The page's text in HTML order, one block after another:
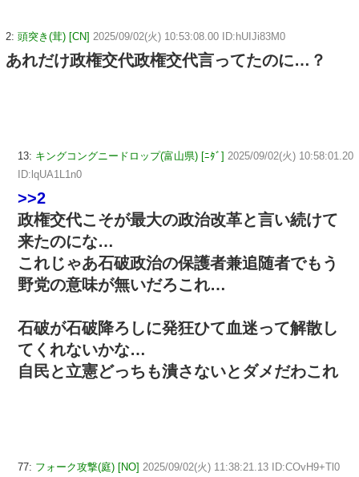
2: 頭突き(茸) [CN] 2025/09/02(火) 10:53:08.00 ID:hUIJi83M0
あれだけ政権交代政権交代言ってたのに…？
13: キングコングニードロップ(富山県) [ﾆﾀﾞ] 2025/09/02(火) 10:58:01.20
ID:lqUA1L1n0
>>2
政権交代こそが最大の政治改革と言い続けて
来たのにな…
これじゃあ石破政治の保護者兼追随者でもう
野党の意味が無いだろこれ…
石破が石破降ろしに発狂ひて血迷って解散し
てくれないかな…
自民と立憲どっちも潰さないとダメだわこれ
77: フォーク攻撃(庭) [NO] 2025/09/02(火) 11:38:21.13 ID:COvH9+Tl0